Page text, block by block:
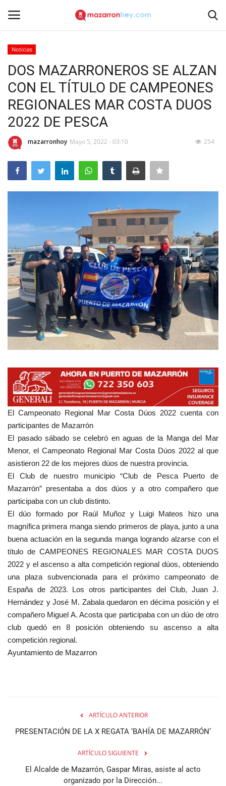
Inicio
Contacto
Noticias
Mazarrón Hoy
Entrevistas
Empresas
Mapa de Mazarrón
Vídeos
Galerías
Contacto
Empresas
Noticias
DOS MAZARRONEROS SE ALZAN
CON EL TÍTULO DE CAMPEONES
REGIONALES MAR COSTA DUOS
2022 DE PESCA
mazarronhoy Mayo 5, 2022 - 03:10 254
El Campeonato Regional Mar Costa Dúos 2022 cuenta con
participantes de Mazarrón
El pasado sábado se celebró en aguas de la Manga del Mar
Menor, el Campeonato Regional Mar Costa Dúos 2022 al que
asistieron 22 de los mejores dúos de nuestra provincia.
El Club de nuestro municipio “Club de Pesca Puerto de
Mazarrón” presentaba a dos dúos y a otro compañero que
participaba con un club distinto.
El dúo formado por Raúl Muñoz y Luigi Mateos hizo una
magnífica primera manga siendo primeros de playa, junto a una
buena actuación en la segunda manga logrando alzarse con el
título de CAMPEONES REGIONALES MAR COSTA DUOS
2022 y el ascenso a alta competición regional dúos, obteniendo
una plaza subvencionada para el próximo campeonato de
España de 2023. Los otros participantes del Club, Juan J.
Hernández y José M. Zabala quedaron en décima posición y el
compañero Miguel A. Acosta que participaba con un dúo de otro
club quedó en 8 posición obteniendo su ascenso a alta
competición regional.
Ayuntamiento de Mazarron
ARTÍCULO ANTERIOR
PRESENTACIÓN DE LA X REGATA ‘BAHÍA DE MAZARRÓN’
ARTÍCULO SIGUIENTE
El Alcalde de Mazarrón, Gaspar Miras, asiste al acto
organizado por la Dirección...